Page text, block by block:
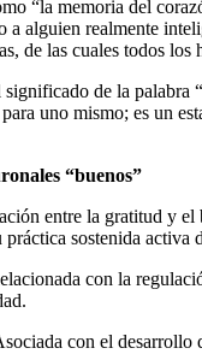
“la memoria del
alguien realmente
de las cuales todos los
de la
uno mismo; es un
“buenos”
entre la gratitud y
sostenida activa
con la
con el